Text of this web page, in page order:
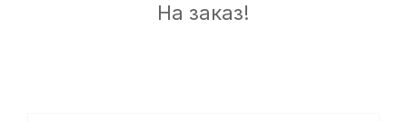
На заказ!